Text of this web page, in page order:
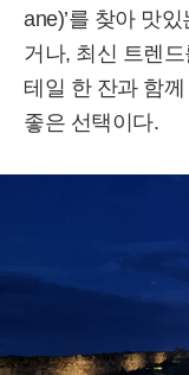
ane)’를 찾아 맛
거나, 최신 트렌
테일 한 잔과 함
좋은 선택이다.